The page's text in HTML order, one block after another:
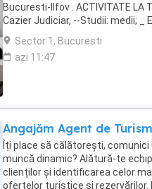
Bucuresti-Ilfov . ACTIVITATE LA
Cazier Judiciar, --Studii: medii; _
experienta in vanzari ...
Sector 1, Bucuresti
azi 11:47
Angajăm Agent de
Îți place să călătorești,
muncă dinamic? Alătură-te
clienților și identificarea celor
ofertelor turistice și rezervărilor.